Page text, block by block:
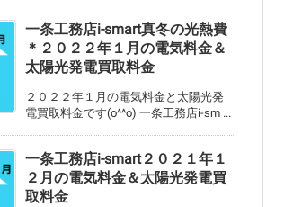
一条工務店i-smart真冬の光熱費
＊２０２２年１月の電気料金＆
太陽光発電買取料金
２０２２年１月の電気料金と太陽光発
電買取料金です(o^^o) 一条工務店i-sm ...
一条工務店i-smart２０２１年１
２月の電気料金＆太陽光発電買
取料金